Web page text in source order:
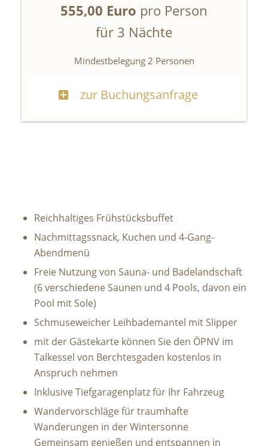
555,00 Euro pro Person
für 3 Nächte
Mindestbelegung 2 Personen
zur Buchungsanfrage
Reichhaltiges Frühstücksbuffet
Nachmittagssnack, Kuchen und 4-Gang-
Abendmenü
Freie Nutzung von Sauna- und Badelandschaft
(6 verschiedene Saunen und 4 Pools, davon ein
Pool mit Sole)
Schmuseweicher Leihbademantel mit Slipper
mit der Gästekarte können Sie den ÖPNV im
Talkessel von Berchtesgaden kostenlos in
Anspruch nehmen
Inklusive Tiefgaragenplatz für Ihr Fahrzeug
Wandervorschläge für traumhafte
Wanderungen in der Wintersonne
Gemeinsam genießen und entspannen in